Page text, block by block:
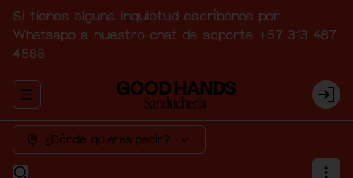
Si tienes alguna inquietud escríbenos por
Whatsapp a nuestro chat de soporte +57 313 487
4588
Abrir menu de navegación
¿Dónde quieres pedir?